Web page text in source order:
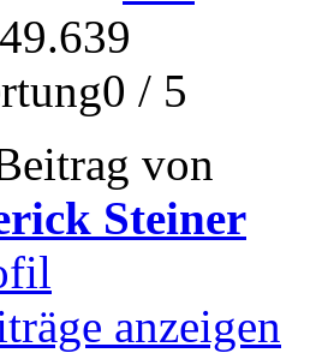
/ 5
von
Steiner
anzeigen